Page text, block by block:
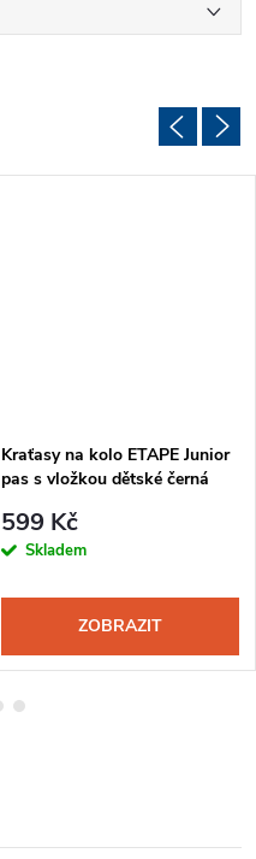
Kraťasy na kolo ETAPE Junior
pas s vložkou dětské černá
599 Kč
Skladem
ZOBRAZIT